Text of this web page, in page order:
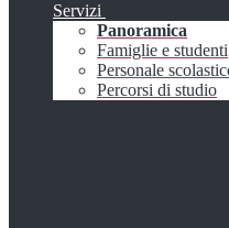
Servizi
Panoramica
Famiglie e studenti
Personale
Percorsi di studio